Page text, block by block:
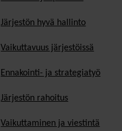
Järjestön hyvä hallinto
Vaikuttavuus järjestöissä
Ennakointi- ja strategiatyö
Järjestön rahoitus
Vaikuttaminen ja viestintä